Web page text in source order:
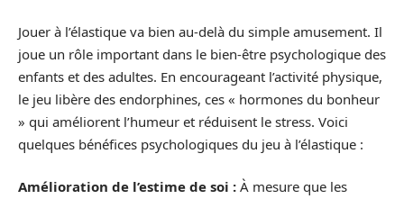
Jouer à l’élastique va bien au-delà du simple amusement. Il
joue un rôle important dans le bien-être psychologique des
enfants et des adultes. En encourageant l’activité physique,
le jeu libère des endorphines, ces « hormones du bonheur
» qui améliorent l’humeur et réduisent le stress. Voici
quelques bénéfices psychologiques du jeu à l’élastique :
Amélioration de l’estime de soi : À mesure que les